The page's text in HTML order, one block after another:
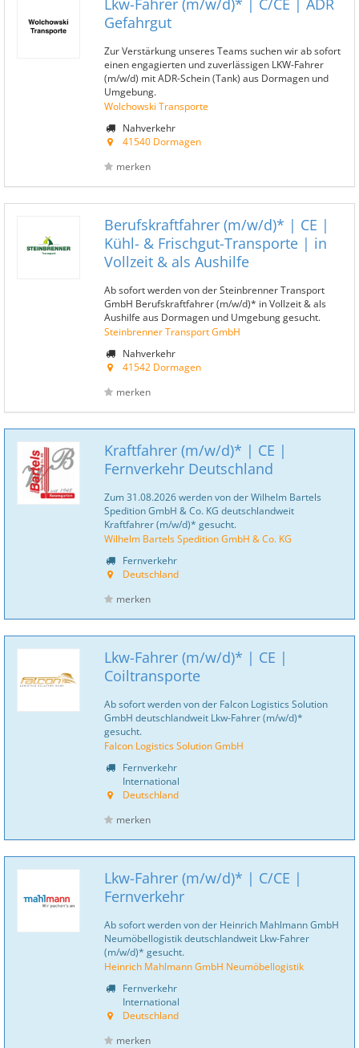
Lkw-Fahrer (m/w/d)* | C/CE | ADR
Gefahrgut
Zur Verstärkung unseres Teams suchen wir ab sofort
einen engagierten und zuverlässigen LKW-Fahrer
(m/w/d) mit ADR-Schein (Tank) aus Dormagen und
Umgebung.
Wolchowski Transporte
Nahverkehr
41540 Dormagen
merken
Berufskraftfahrer (m/w/d)* | CE |
Kühl- & Frischgut-Transporte | in
Vollzeit & als Aushilfe
Ab sofort werden von der Steinbrenner Transport
GmbH Berufskraftfahrer (m/w/d)* in Vollzeit & als
Aushilfe aus Dormagen und Umgebung gesucht.
Steinbrenner Transport GmbH
Nahverkehr
41542 Dormagen
merken
Kraftfahrer (m/w/d)* | CE |
Fernverkehr Deutschland
Zum 31.08.2026 werden von der Wilhelm Bartels
Spedition GmbH & Co. KG deutschlandweit
Kraftfahrer (m/w/d)* gesucht.
Wilhelm Bartels Spedition GmbH & Co. KG
Fernverkehr
Deutschland
merken
Lkw-Fahrer (m/w/d)* | CE |
Coiltransporte
Ab sofort werden von der Falcon Logistics Solution
GmbH deutschlandweit Lkw-Fahrer (m/w/d)*
gesucht.
Falcon Logistics Solution GmbH
Fernverkehr
International
Deutschland
merken
Lkw-Fahrer (m/w/d)* | C/CE |
Fernverkehr
Ab sofort werden von der Heinrich Mahlmann GmbH
Neumöbellogistik deutschlandweit Lkw-Fahrer
(m/w/d)* gesucht.
Heinrich Mahlmann GmbH Neumöbellogistik
Fernverkehr
International
Deutschland
merken